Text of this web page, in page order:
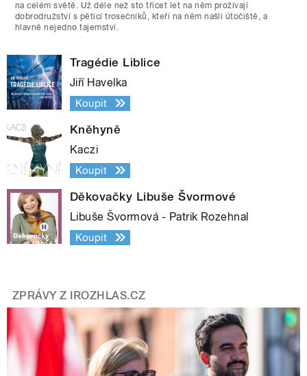
na celém světě. Už déle než sto třicet let na něm prožívají
dobrodružství s pěticí trosečníků, kteří na něm našli útočiště, a
hlavně nejedno tajemství.
Tragédie Liblice
Jiří Havelka
Koupit
Kněhyně
Kaczi
Koupit
Děkovačky Libuše Švormové
Libuše Švormová - Patrik Rozehnal
Koupit
ZPRÁVY Z IROZHLAS.CZ